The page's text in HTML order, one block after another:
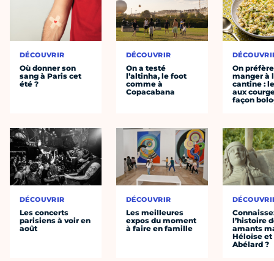
DÉCOUVRIR
Où donner son
sang à Paris cet
été ?
DÉCOUVRIR
Les concerts
parisiens à voir en
août
DÉCOUVRIR
On a testé
l’altinha, le foot
comme à
Copacabana
DÉCOUVRIR
Les meilleures
expos du moment
à faire en famille
On préfère
manger à
cantine :
aux
façon
l’histoire
amants
Héloïse et
Abélard ?